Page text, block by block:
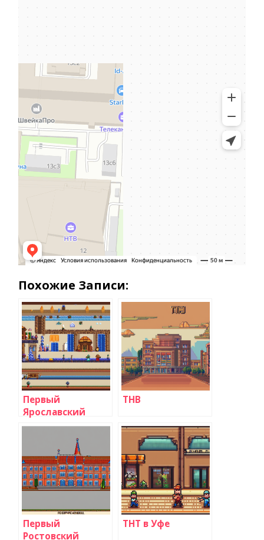
Похожие Записи:
Первый
Ярославский
ТНВ
Первый
Ростовский
ТНТ в Уфе